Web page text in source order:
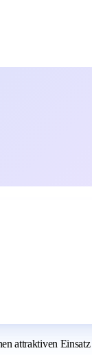
attraktiven